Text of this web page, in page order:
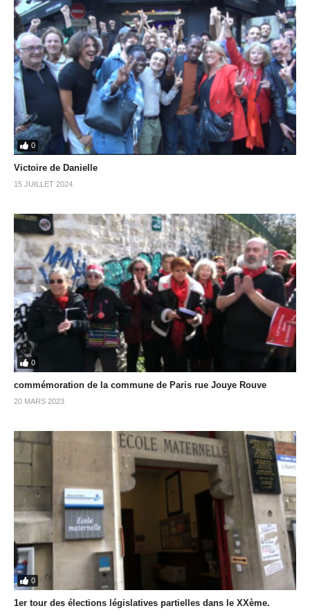
0
Victoire de Danielle
15 JUILLET 2024
0
commémoration de la commune de Paris rue Jouye Rouve
20 MARS 2023
0
1er tour des élections législatives partielles dans le XXème.